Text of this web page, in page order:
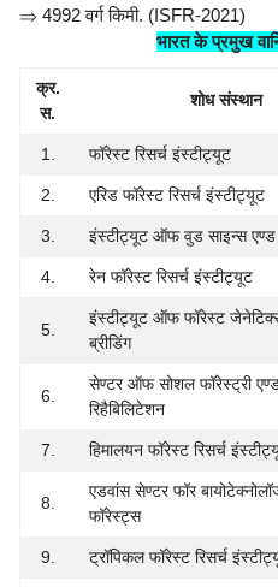
⇒ 4992 वर्ग किमी. (ISFR-2021)
भारत के प्रमुख
क्र.
स.
शोध संस्थान
1. फॉरेस्ट रिसर्च इंस्टीट्यूट
2. एरिड फॉरेस्ट रिसर्च इंस्टीट्यूट
3. इंस्टीट्यूट ऑफ वुड साइन्स एण्ड
4. रेन फॉरेस्ट रिसर्च इंस्टीट्यूट
5.
इंस्टीट्यूट ऑफ फॉरेस्ट
ब्रीडिंग
6.
सेण्टर ऑफ सोशल फॉरेस्ट्री
रिहैबिलिटेशन
7. हिमालयन फॉरेस्ट रिसर्च
8.
एडवांस सेण्टर फॉर
फॉरेस्ट्स
9. ट्रॉपिकल फॉरेस्ट रिसर्च